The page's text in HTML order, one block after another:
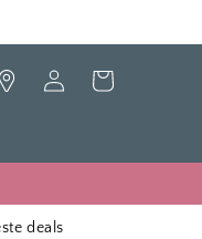
InloggenWinkelwagen
deals